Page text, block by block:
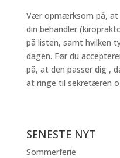
Vær opmærksom på, at
din behandler
på listen, samt hvilken
dagen. Før du
på, at den passer dig ,
at ringe til sekretæren
SENESTE NYT
Sommerferie